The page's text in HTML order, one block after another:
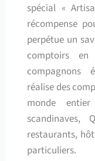
spécial «
récompense
perpétue un
comptoirs
compagnons
réalise des
monde
restaurants,
particuliers.